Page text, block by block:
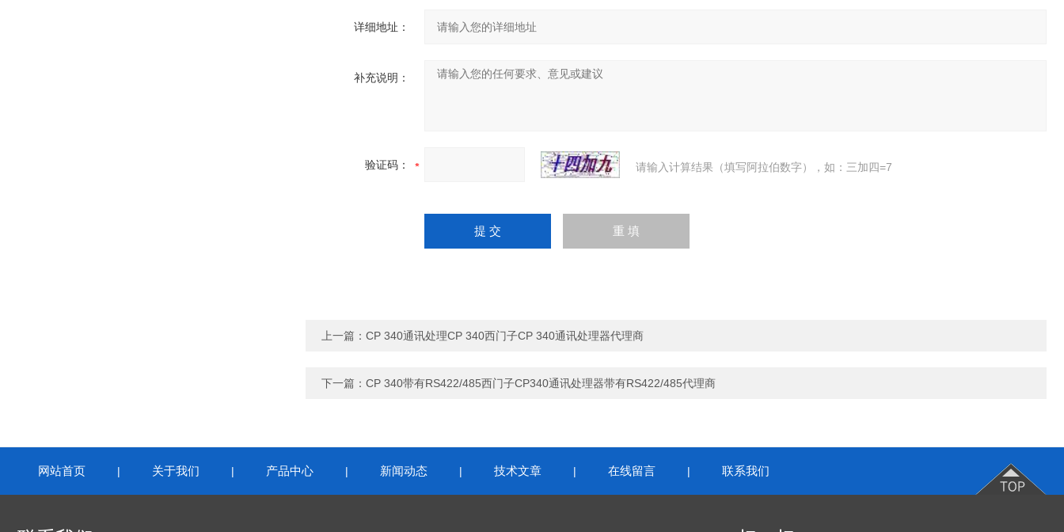
详细地址：
补充说明：
验证码： 请输入计算结果（填写阿拉伯数字），如：三加四=7
上一篇： CP 340通讯处理CP 340西门子CP 340通讯处理器代理商
下一篇： CP 340带有RS422/485西门子CP340通讯处理器带有RS422/485代理商
网站首页 | 关于我们 | 产品中心 | 新闻动态 | 技术文章 | 在线留言 | 联系我们